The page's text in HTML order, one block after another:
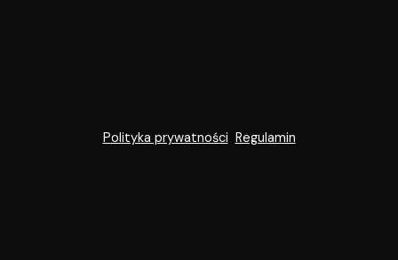
Polityka prywatności Regulamin